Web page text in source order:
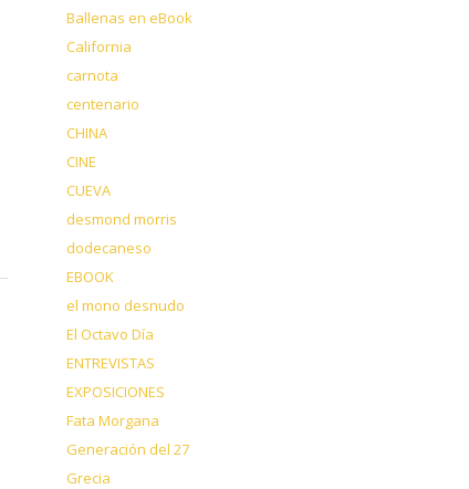
Ballenas en eBook
California
carnota
centenario
CHINA
CINE
CUEVA
desmond morris
dodecaneso
EBOOK
el mono desnudo
El Octavo Día
ENTREVISTAS
EXPOSICIONES
Fata Morgana
Generación del 27
Grecia